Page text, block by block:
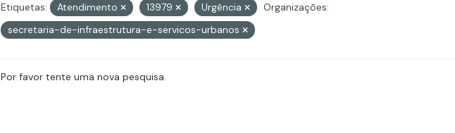
Etiquetas: Atendimento 13979 Urgência
Organizações:
secretaria-de-infraestrutura-e-servicos-urbanos
Por favor tente uma nova pesquisa.